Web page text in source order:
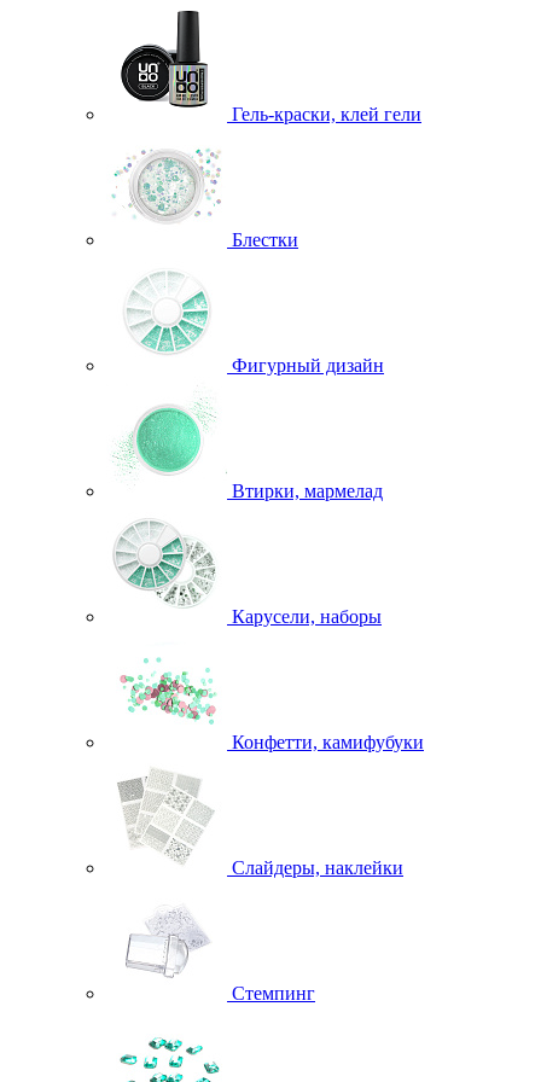
Гель-краски, клей гели
Блестки
Фигурный дизайн
Втирки, мармелад
Карусели, наборы
Конфетти, камифубуки
Слайдеры, наклейки
Стемпинг